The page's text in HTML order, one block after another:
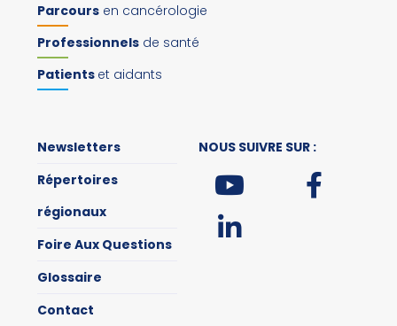
Parcours en cancérologie
Professionnels de santé
Patients et aidants
Newsletters
Répertoires
régionaux
Foire Aux Questions
Glossaire
Contact
NOUS SUIVRE SUR :